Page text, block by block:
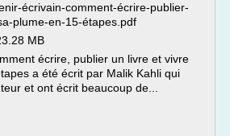
écrivain-comment-écrire-publier-
plume-en-15-étapes.pdf
MB
écrire, publier un livre et vivre
a été écrit par Malik Kahli qui
et ont écrit beaucoup de...